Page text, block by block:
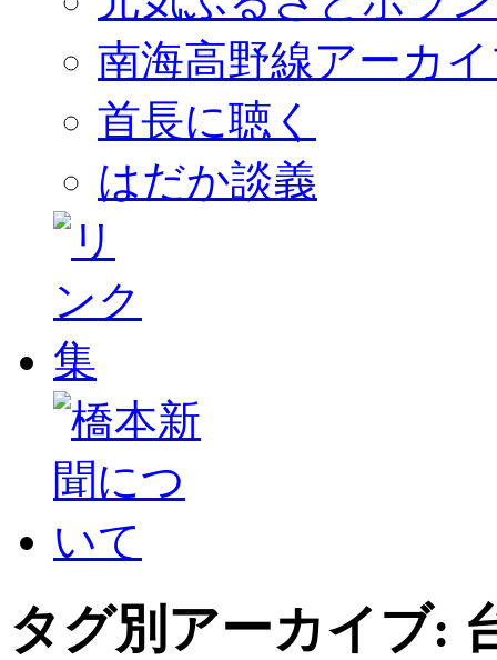
南海高野線アーカ
首長に聴く
はだか談義
タグ別アーカイブ: